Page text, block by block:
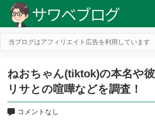
当ブログはアフィリエイト広告を利用しています
ねおちゃん(tiktok)の本名や
リサとの喧嘩などを調査！
コメントなし